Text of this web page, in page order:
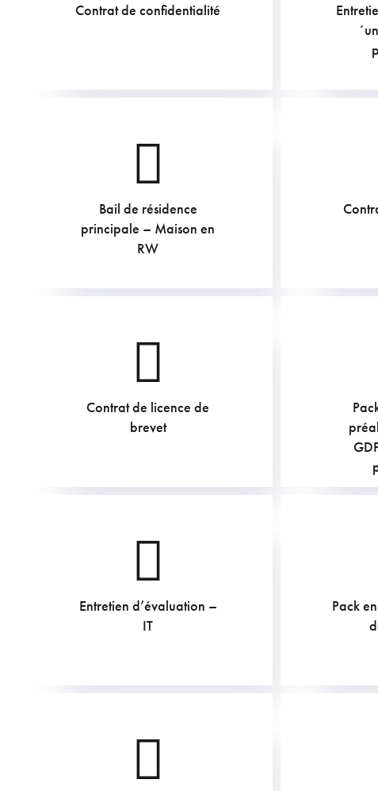
Contrat de confidentialité
Bail de résidence
principale – Maison en
RW
Contrat de licence de
brevet
605 €
Entretien d’évaluation –
IT
169.4
Pack